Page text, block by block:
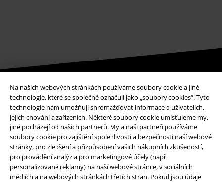
Na našich webových stránkách používáme soubory cookie a jiné
technologie, které se společně označují jako „soubory cookies“. Tyto
technologie nám umožňují shromažďovat informace o uživatelích,
jejich chování a zařízeních. Některé soubory cookie umísťujeme my,
jiné pocházejí od našich partnerů. My a naši partneři používáme
soubory cookie pro zajištění spolehlivosti a bezpečnosti naší webové
stránky, pro zlepšení a přizpůsobení vašich nákupních zkušeností,
pro provádění analýz a pro marketingové účely (např.
personalizované reklamy) na naší webové stránce, v sociálních
médiích a na webových stránkách třetích stran. Pokud jsou údaje
Staňte se součástí komunity!